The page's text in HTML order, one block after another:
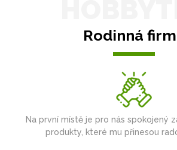
Rodinná
Na první místě je pro nás spokojený
produkty, které mu přinesou